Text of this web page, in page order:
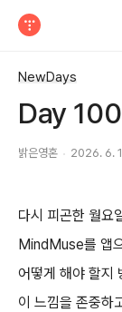
NewDays
Day
밝은영혼 2026. 6.
다시 피곤한 월요
MindMuse를 앱
어떻게 해야 할지
이 느낌을 존중하